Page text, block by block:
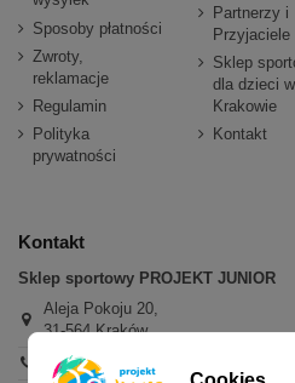
Sposoby płatności
Zwroty,
reklamacje
Regulamin
Polityka
prywatności
Partnerzy i
Przyjaciele
Sklep
dla dzieci w
Krakowie
Kontakt
Kontakt
Sklep sportowy PROJEKT JUNIOR
Aleja Pokoju 20,
31-564 Kraków
+48 600 779 897